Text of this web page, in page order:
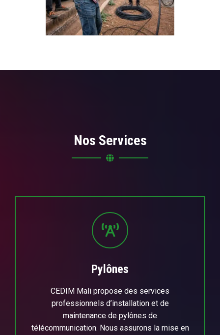
Nos Services
Pylônes
CEDIM Mali propose des services
professionnels d’installation et de
maintenance de pylônes de
télécommunication. Nous assurons la mise en